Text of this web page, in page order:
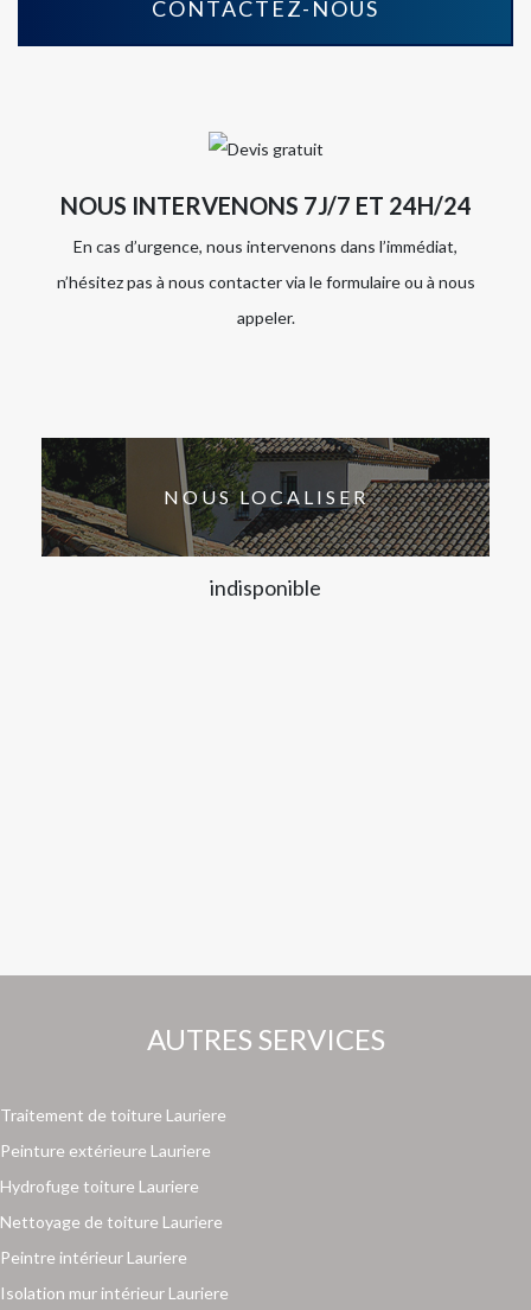
CONTACTEZ-NOUS
NOUS INTERVENONS 7J/7 ET 24H/24
En cas d’urgence, nous intervenons dans l’immédiat,
n’hésitez pas à nous contacter via le formulaire ou à nous
appeler.
NOUS LOCALISER
indisponible
AUTRES SERVICES
Traitement de toiture Lauriere
Peinture extérieure Lauriere
Hydrofuge toiture Lauriere
Nettoyage de toiture Lauriere
Peintre intérieur Lauriere
Isolation mur intérieur Lauriere